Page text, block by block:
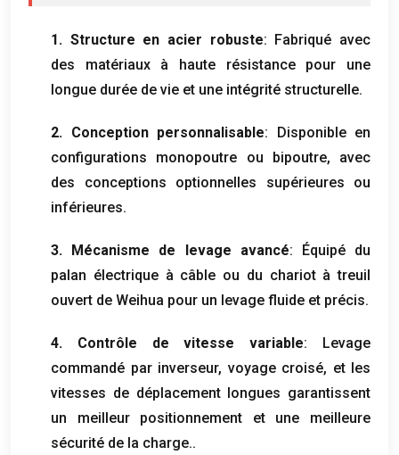
1. Structure en acier robuste: Fabriqué avec
des matériaux à haute résistance pour une
longue durée de vie et une intégrité structurelle.
2. Conception personnalisable: Disponible en
configurations monopoutre ou bipoutre, avec
des conceptions optionnelles supérieures ou
inférieures.
3. Mécanisme de levage avancé: Équipé du
palan électrique à câble ou du chariot à treuil
ouvert de Weihua pour un levage fluide et précis.
4. Contrôle de vitesse variable: Levage
commandé par inverseur, voyage croisé, et les
vitesses de déplacement longues garantissent
un meilleur positionnement et une meilleure
sécurité de la charge..